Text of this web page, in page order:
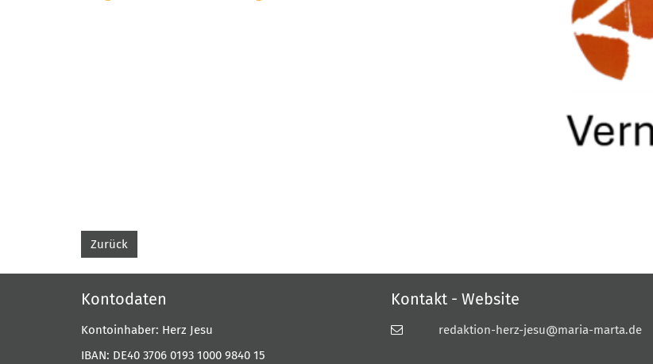
Zurück
Kontodaten
Kontoinhaber: Herz Jesu
IBAN: DE40 3706 0193 1000 9840 15
Kontakt - Website
redaktion-herz-jesu@maria-marta.de